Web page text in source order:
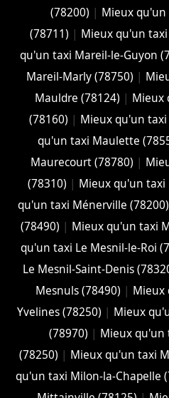
(78200) | Mieux qu'un
(78711) | Mieux qu'un
qu'un taxi Mareil-le-Guyon
Mareil-Marly (78750) |
Mauldre (78124) | Mieux
(78160) | Mieux qu'un
qu'un taxi Maulette
Maurecourt (78780) |
(78310) | Mieux qu'un taxi
qu'un taxi Ménerville (78200)
(78490) | Mieux qu'un taxi
qu'un taxi Le Mesnil-le-Roi
Le Mesnil-Saint-Denis
Mesnuls (78490) | Mieux
Yvelines (78250) | Mieux
(78970) | Mieux qu'un
(78250) | Mieux qu'un taxi
qu'un taxi Milon-la-Chapelle